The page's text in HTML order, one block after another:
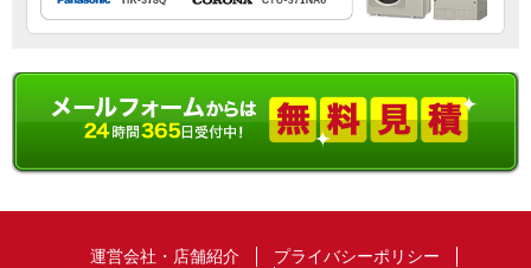
運営会社・店舗紹介
プライバシーポリシー